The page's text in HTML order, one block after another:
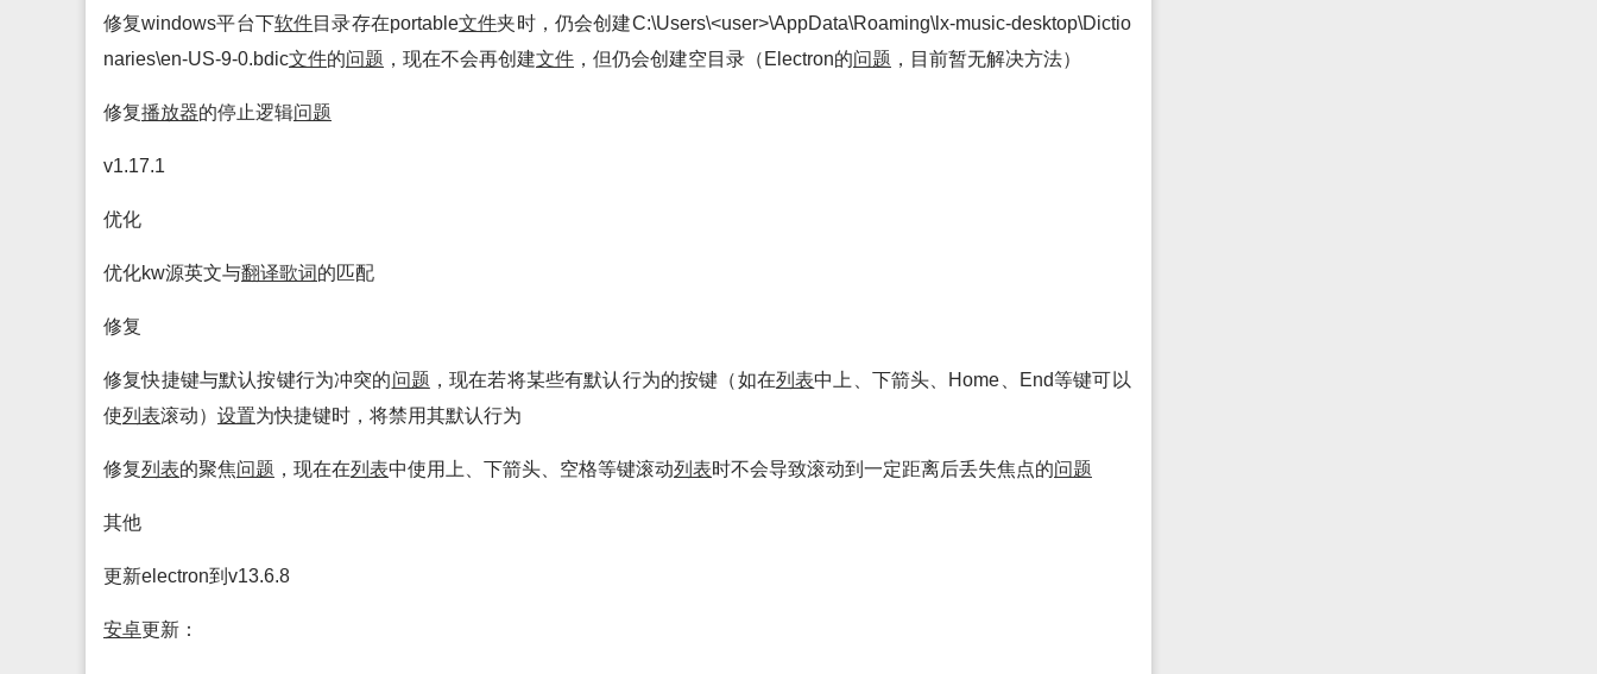
修复windows平台下软件目录存在portable文件夹时，仍会创建C:\Users\<user>\AppData\Roaming\lx-music-desktop\Dictio
naries\en-US-9-0.bdic文件的问题 ，现在不会再创建文件 ，但仍会创建空目录（Electron的问题 ，目前暂无解决方法）
修复播放器的停止逻辑问题
v1.17.1
优化
优化kw源英文与翻译歌词的匹配
修复
修复快捷键与默认按键行为冲突的问题 ，现在若将某些有默认行为的按键（如在列表中上、下箭头、Home、End等键可以
使列表滚动） 设置为快捷键时，将禁用其默认行为
修复列表的聚焦问题 ，现在在列表中使用上、下箭头、空格等键滚动列表时不会导致滚动到一定距离后丢失焦点的问题
其他
更新electron到v13.6.8
安卓更新：